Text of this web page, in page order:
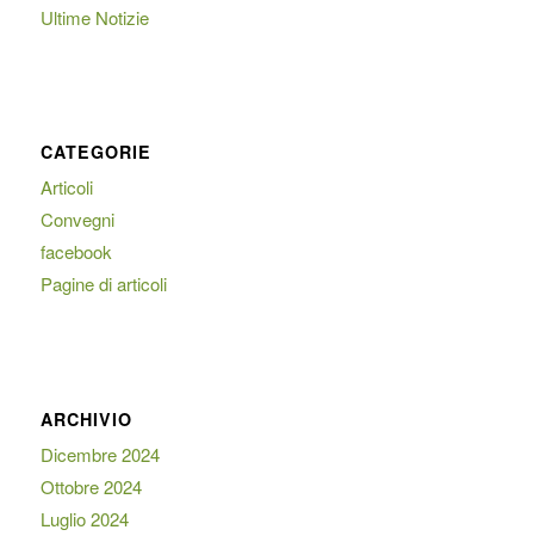
Ultime Notizie
CATEGORIE
Articoli
Convegni
facebook
Pagine di articoli
ARCHIVIO
Dicembre 2024
Ottobre 2024
Luglio 2024